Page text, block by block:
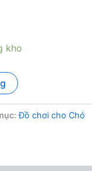
kho
Đồ chơi cho Chó